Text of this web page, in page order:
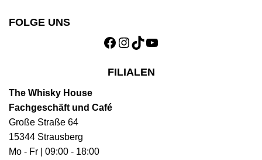
FOLGE UNS
Facebook
Instagram
TikTokYouTube
FILIALEN
The Whisky House
Fachgeschäft und Café
Große Straße 64
15344 Strausberg
Mo - Fr | 09:00 - 18:00